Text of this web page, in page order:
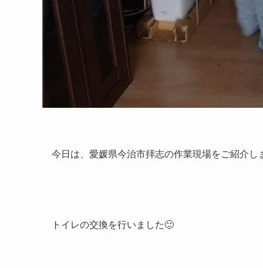
今日は、愛媛県今治市拝志の作業現場をご紹介し
トイレの交換を行いました🙂